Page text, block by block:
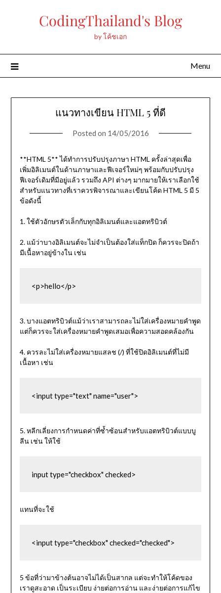
CodingThailand's Blog
by โค้ชเอก
Menu
แนวทางเขียน HTML 5 ที่ดี
Posted on 14/05/2016
**HTML 5** ได้ทำการปรับปรุงภาษา HTML ครั้งล่าสุดเพื่อ
เพิ่มอิลิเมนต์ในด้านภาษาและฟีเจอร์ใหม่ๆ พร้อมกับปรับปรุง
ฟีเจอร์เดิมที่มีอยู่แล้ว รวมถึง API ต่างๆ มากมายให้เราเลือกใช้
สำหรับแนวทางที่เราควรพิจารณาและเขียนโค้ด HTML 5 มี 5
ข้อดังนี้
1. ใช้ตัวอักษรตัวเล็กกับทุกอิลิเมนต์และแอตทริบิวต์
2. แม้ว่าบางอิลิเมนต์จะไม่จำเป็นต้องใส่แท็กปิด ก็ควรจะปิดถ้า
มีเนื้อหาอยู่ข้างใน เช่น
<p>hello</p>
3. บางแอตทริบิวต์แม้ว่าเราสามารถละไม่ใส่เครื่องหมายคำพูด
แต่ก็ควรจะใส่เครื่องหมายคำพูดเสมอเพื่อความสอดคล้องกัน
4. ควรละไม่ใส่เครื่องหมายแสลช (/) ที่ใช้ปิดอิลิเมนต์ที่ไม่มี
เนื้อหา เช่น
<input type="text" name="user">
5. หลีกเลี่ยงการกำหนดค่าที่ซ้ำซ้อนสำหรับแอตทริบิวต์แบบบู
ลีน เช่น ให้ใช้
input type="checkbox" checked>
แทนที่จะใช้
<input type="checkbox" checked="checked">
5 ข้อที่ว่ามาข้างต้นอาจไม่ได้เป็นสากล แต่จะทำให้โค้ดของ
เราดูสะอาด เป็นระเบียบ ง่ายต่อการอ่าน และง่ายต่อการแก้ไข